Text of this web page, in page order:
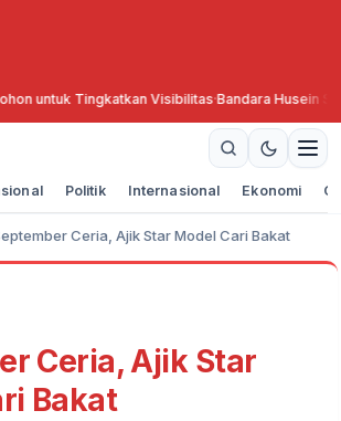
Visibilitas·Bandara Husein Sastranegara
Politik Internasional Ekonomi
Ceria, Ajik Star Model Cari Bakat
Ceria, Ajik Star
Bakat